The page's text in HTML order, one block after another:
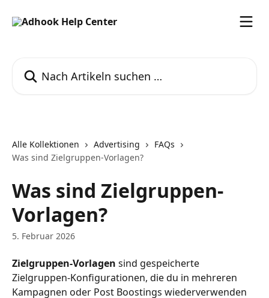
Alle Kollektionen Advertising
FAQs
Was sind Zielgruppen-Vorlagen?
Was sind Zielgruppen-
Vorlagen?
5. Februar 2026
Zielgruppen-Vorlagen sind gespeicherte
Zielgruppen-Konfigurationen, die du in mehreren
Kampagnen oder Post Boostings wiederverwenden